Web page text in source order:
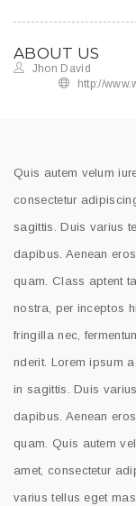
ABOUT US
Jhon David
http://
Quis autem velum
consectetur
sagittis. Duis varius
dapibus. Aenean
quam. Class aptent
nostra, per inceptos
fringilla nec,
nderit. Lorem ipsum
in sagittis. Duis
dapibus. Aenean
quam. Quis autem
amet, consectetur
varius tellus eget